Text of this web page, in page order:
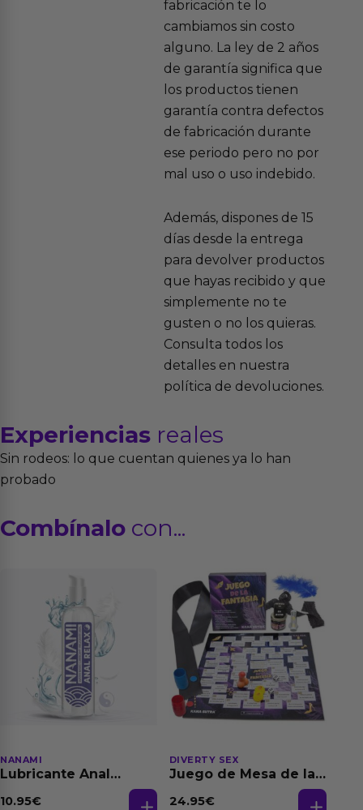
fabricación te lo
cambiamos sin costo
alguno. La ley de 2 años
de garantía significa que
los productos tienen
garantía contra defectos
de fabricación durante
ese periodo pero no por
mal uso o uso indebido.
Además, dispones de 15
días desde la entrega
para devolver productos
que hayas recibido y que
simplemente no te
gusten o no los quieras.
Consulta todos los
detalles en nuestra
política de devoluciones.
Experiencias reales
Sin rodeos: lo que cuentan quienes ya lo han
probado
Combínalo con...
NANAMI
Lubricante Anal
Dilatación Base Agua
10.95€
DIVERTY SEX
Juego de Mesa de las
24.95€